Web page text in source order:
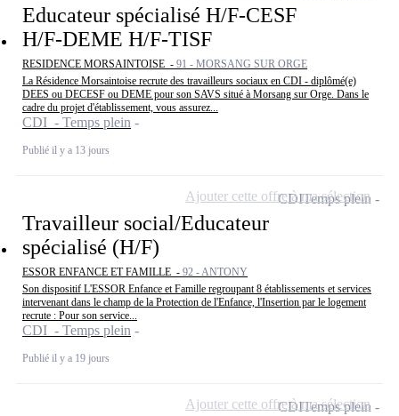
Educateur spécialisé H/F-CESF
H/F-DEME H/F-TISF
RESIDENCE MORSAINTOISE - 91 - MORSANG SUR ORGE
La Résidence Morsaintoise recrute des travailleurs sociaux en CDI - diplômé(e)
DEES ou DECESF ou DEME pour son SAVS situé à Morsang sur Orge. Dans le
cadre du projet d'établissement, vous assurez...
CDI - Temps plein
Publié il y a 13 jours
Travailleur social/Educateur
spécialisé (H/F)
ESSOR ENFANCE ET FAMILLE - 92 - ANTONY
Son dispositif L'ESSOR Enfance et Famille regroupant 8 établissements et services
intervenant dans le champ de la Protection de l'Enfance, l'Insertion par le logement
recrute : Pour son service...
CDI - Temps plein
Publié il y a 19 jours
CDITemps plein
Ajouter cette offre à ma sélection
CDITemps plein
Ajouter cette offre à ma sélection